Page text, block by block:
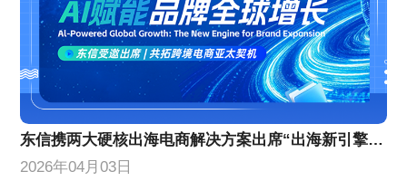
东信携两大硬核出海电商解决方案出席“出海新引擎”峰会
2026年04月03日